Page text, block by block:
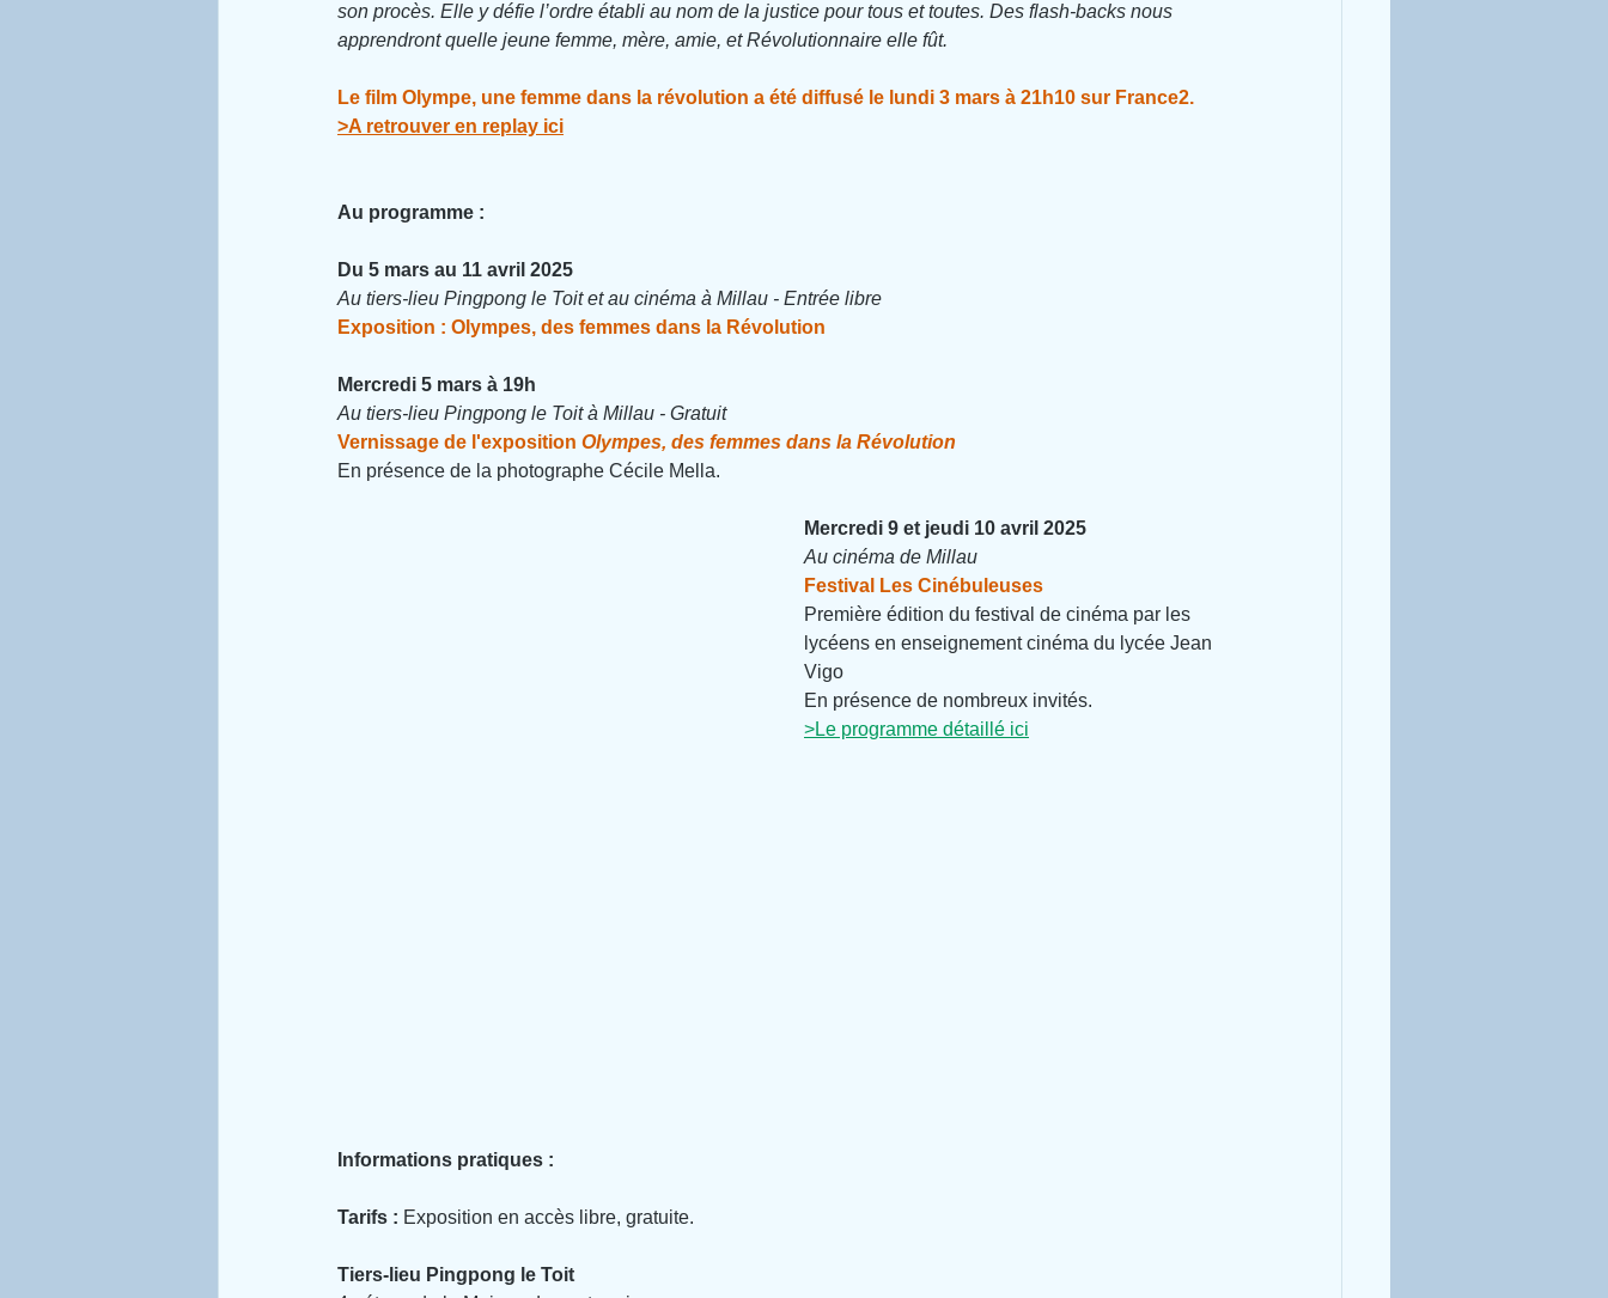
son procès. Elle y défie l’ordre établi au nom de la justice pour tous et toutes. Des flash-backs nous
apprendront quelle jeune femme, mère, amie, et Révolutionnaire elle fût.
Le film Olympe, une femme dans la révolution a été diffusé le lundi 3 mars à 21h10 sur France2.
>A retrouver en replay ici
Au programme :
Du 5 mars au 11 avril 2025
Au tiers-lieu Pingpong le Toit et au cinéma à Millau - Entrée libre
Exposition : Olympes, des femmes dans la Révolution
Mercredi 5 mars à 19h
Au tiers-lieu Pingpong le Toit à Millau - Gratuit
Vernissage de l'exposition Olympes, des femmes dans la Révolution
En présence de la photographe Cécile Mella.
Mercredi 9 et jeudi 10 avril 2025
Au cinéma de Millau
Festival Les Cinébuleuses
Première édition du festival de cinéma par les
lycéens en enseignement cinéma du lycée Jean
Vigo
En présence de nombreux invités.
>Le programme détaillé ici
Informations pratiques :
Tarifs : Exposition en accès libre, gratuite.
Tiers-lieu Pingpong le Toit